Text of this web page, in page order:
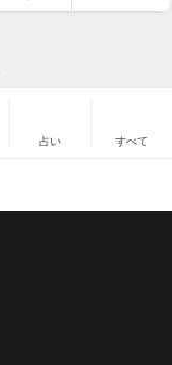
占い すべて